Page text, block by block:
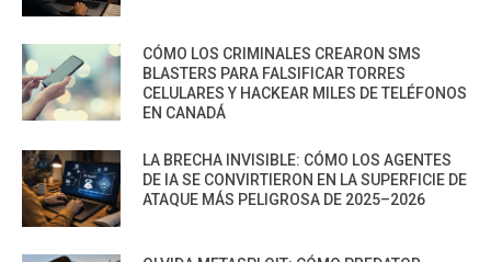
CÓMO LOS CRIMINALES CREARON SMS
BLASTERS PARA FALSIFICAR TORRES
CELULARES Y HACKEAR MILES DE TELÉFONOS
EN CANADÁ
LA BRECHA INVISIBLE: CÓMO LOS AGENTES
DE IA SE CONVIRTIERON EN LA SUPERFICIE DE
ATAQUE MÁS PELIGROSA DE 2025–2026